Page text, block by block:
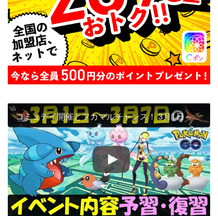
コミュデイ開催とフカマルチャンス！ 3月1日～7日のイベント内容予習復習 ディアルガとパルキアの情報も…【ポケモンGO】